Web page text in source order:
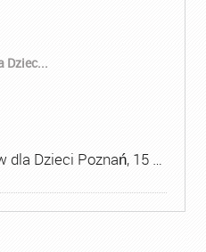
Dziec...
dla Dzieci Poznań, 15 …